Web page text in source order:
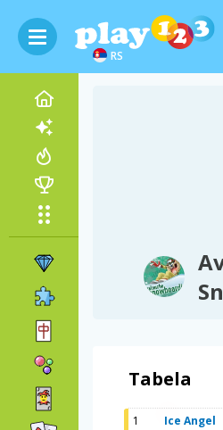
RS
Tabela
1 Ice Angel